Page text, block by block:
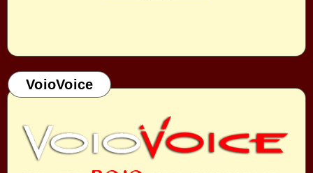
VoioVoice